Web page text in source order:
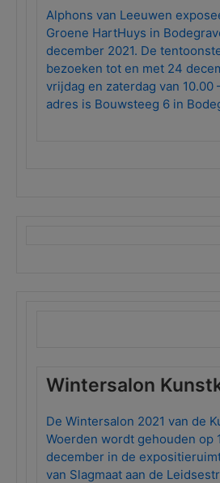
Alphons van Leeuwen
Groene HartHuys in
december 2021. De
bezoeken tot en met 24
vrijdag en zaterdag van 10.00
adres is Bouwsteeg 6 in
Wintersalon
De Wintersalon 2021 van de
Woerden wordt gehouden op
december in de
van Slagmaat aan de